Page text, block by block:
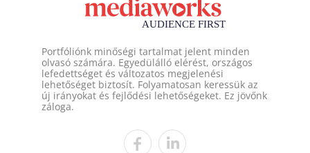
Portfóliónk minőségi tartalmat jelent minden
olvasó számára. Egyedülálló elérést, országos
lefedettséget és változatos megjelenési
lehetőséget biztosít. Folyamatosan keressük az
új irányokat és fejlődési lehetőségeket. Ez jövőnk
záloga.